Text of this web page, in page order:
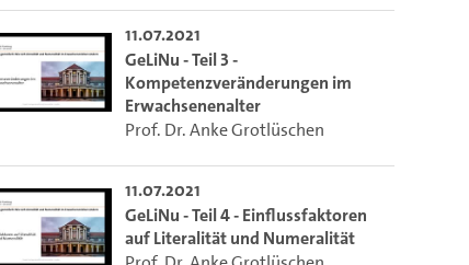
11.07.2021
GeLiNu - Teil 3 -
Kompetenzveränderungen im
Erwachsenenalter
Prof. Dr. Anke Grotlüschen
11.07.2021
GeLiNu - Teil 4 - Einflussfaktoren
auf Literalität und Numeralität